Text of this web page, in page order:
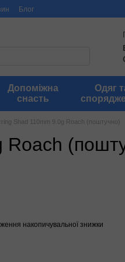
Блог
Допоміжна
снасть
Одяг
Shad 110mm 9.0g Roach (поштучно)
Roach
накопичувальної знижки